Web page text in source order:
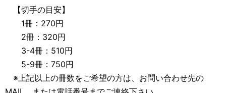
【切手の目安】
1冊：270円
2冊：320円
3-4冊：510円
5-9冊：750円
※上記以上の冊数をご希望の方は、お問い合わせ先の